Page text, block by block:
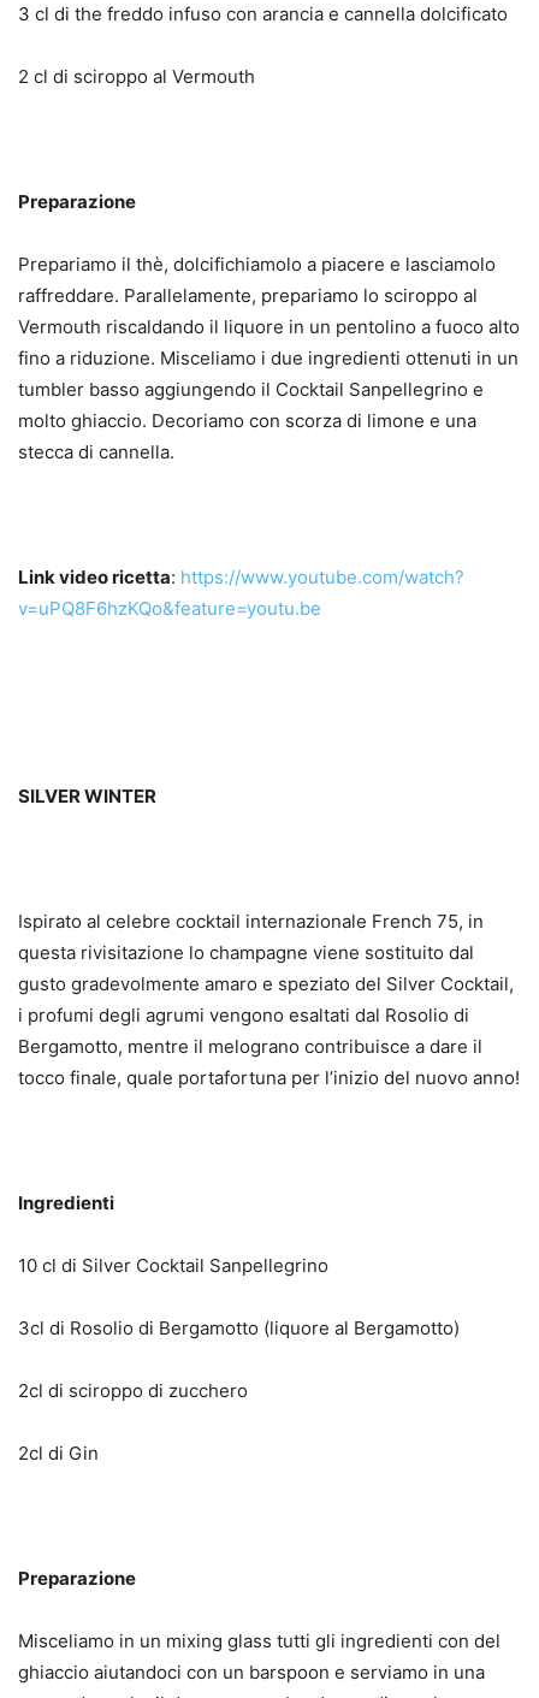
3 cl di the freddo infuso con arancia e cannella dolcificato
2 cl di sciroppo al Vermouth
Preparazione
Prepariamo il thè, dolcifichiamolo a piacere e lasciamolo
raffreddare. Parallelamente, prepariamo lo sciroppo al
Vermouth riscaldando il liquore in un pentolino a fuoco alto
fino a riduzione. Misceliamo i due ingredienti ottenuti in un
tumbler basso aggiungendo il Cocktail Sanpellegrino e
molto ghiaccio. Decoriamo con scorza di limone e una
stecca di cannella.
Link video ricetta: https://www.youtube.com/watch?
v=uPQ8F6hzKQo&feature=youtu.be
SILVER WINTER
Ispirato al celebre cocktail internazionale French 75, in
questa rivisitazione lo champagne viene sostituito dal
gusto gradevolmente amaro e speziato del Silver Cocktail,
i profumi degli agrumi vengono esaltati dal Rosolio di
Bergamotto, mentre il melograno contribuisce a dare il
tocco finale, quale portafortuna per l’inizio del nuovo anno!
Ingredienti
10 cl di Silver Cocktail Sanpellegrino
3cl di Rosolio di Bergamotto (liquore al Bergamotto)
2cl di sciroppo di zucchero
2cl di Gin
Preparazione
Misceliamo in un mixing glass tutti gli ingredienti con del
ghiaccio aiutandoci con un barspoon e serviamo in una